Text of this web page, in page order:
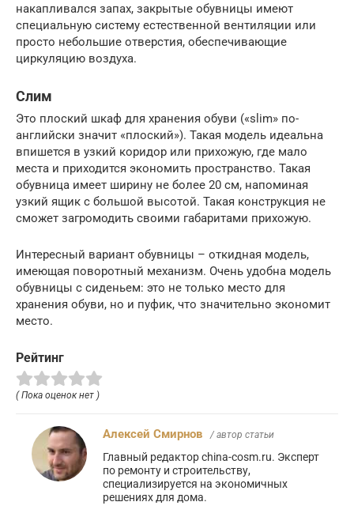
накапливался запах, закрытые обувницы имеют
специальную систему естественной вентиляции или
просто небольшие отверстия, обеспечивающие
циркуляцию воздуха.
Слим
Это плоский шкаф для хранения обуви («slim» по-
английски значит «плоский»). Такая модель идеальна
впишется в узкий коридор или прихожую, где мало
места и приходится экономить пространство. Такая
обувница имеет ширину не более 20 см, напоминая
узкий ящик с большой высотой. Такая конструкция не
сможет загромодить своими габаритами прихожую.
Интересный вариант обувницы – откидная модель,
имеющая поворотный механизм. Очень удобна модель
обувницы с сиденьем: это не только место для
хранения обуви, но и пуфик, что значительно экономит
место.
Рейтинг
( Пока оценок нет )
Алексей Смирнов / автор статьи
Главный редактор china-cosm.ru. Эксперт
по ремонту и строительству,
специализируется на экономичных
решениях для дома.